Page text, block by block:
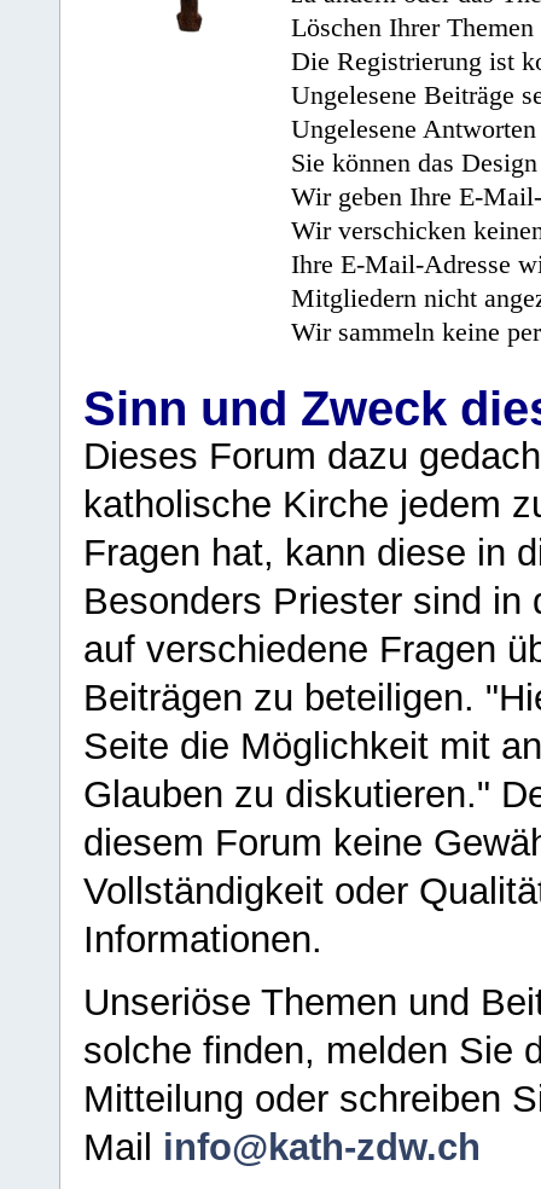
Löschen Ihrer
Die Registrierung ist
Ungelesene Beiträge
Ungelesene
Sie können das
Wir geben Ihre E-
Wir verschicken
Ihre E-Mail-Adresse
Mitgliedern nicht
Wir sammeln keine
Sinn und Zweck
Dieses Forum dazu
katholische Kirche jedem
Fragen hat, kann diese in
Besonders Priester sind in
auf verschiedene Fragen
Beiträgen zu beteiligen.
Seite die Möglichkeit mit
Glauben zu diskutieren."
diesem Forum keine
Vollständigkeit oder
Informationen.
Unseriöse Themen und
solche finden, melden Sie
Mitteilung oder schreiben
Mail info@kath-zdw.ch